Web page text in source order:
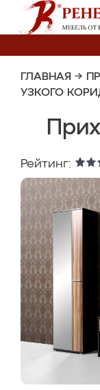
ГЛАВНАЯ →
УЗКОГО
Рейтинг: